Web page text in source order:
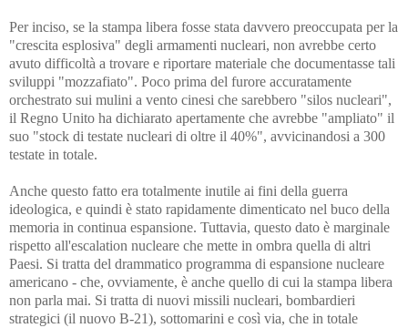
Per inciso, se la stampa libera fosse stata davvero preoccupata per la
"crescita esplosiva" degli armamenti nucleari, non avrebbe certo
avuto difficoltà a trovare e riportare materiale che documentasse tali
sviluppi "mozzafiato". Poco prima del furore accuratamente
orchestrato sui mulini a vento cinesi che sarebbero "silos nucleari",
il Regno Unito ha dichiarato apertamente che avrebbe "ampliato" il
suo "stock di testate nucleari di oltre il 40%", avvicinandosi a 300
testate in totale.
Anche questo fatto era totalmente inutile ai fini della guerra
ideologica, e quindi è stato rapidamente dimenticato nel buco della
memoria in continua espansione. Tuttavia, questo dato è marginale
rispetto all'escalation nucleare che mette in ombra quella di altri
Paesi. Si tratta del drammatico programma di espansione nucleare
americano - che, ovviamente, è anche quello di cui la stampa libera
non parla mai. Si tratta di nuovi missili nucleari, bombardieri
strategici (il nuovo B-21), sottomarini e così via, che in totale